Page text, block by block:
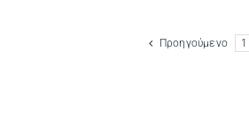
Προηγούμενο 1